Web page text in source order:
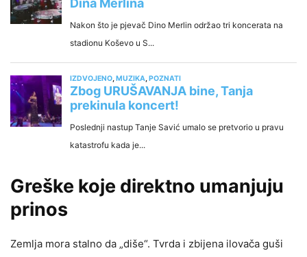
Greške koje direktno umanjuju
prinos
Zemlja mora stalno da „diše“. Tvrda i zbijena ilovača guši